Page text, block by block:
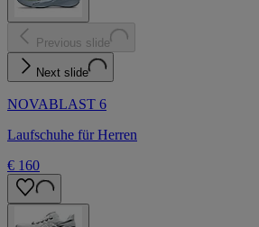
Previous slide
Next slide
NOVABLAST 6
Laufschuhe für Herren
€ 160